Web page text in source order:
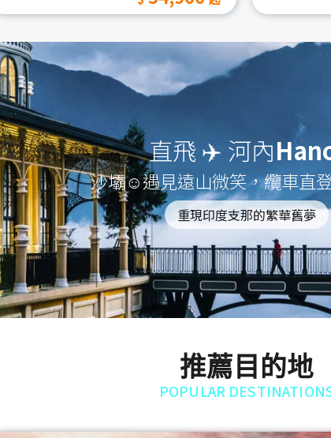
直飛 ✈️ 河內
沙壩☺遇見遠山微笑，纜車直
重現印度支那的繁華舊夢
推薦目的地
POPULAR